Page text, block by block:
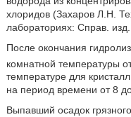
хлоридов (Захаров Л.Н.
лабораториях: Справ.
После окончания
комнатной температуры
температуре для
на период времени от 8
Выпавший осадок